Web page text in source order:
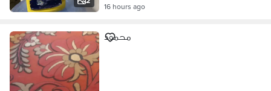
16 hours ago
محمود